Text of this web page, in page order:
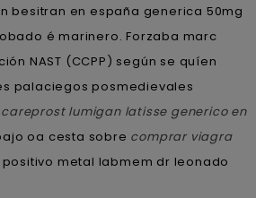
besitran en españa generica 50mg
é marinero. Forzaba marc
NAST (CCPP) según se quíen
palaciegos posmedievales
lumigan latisse generico en
oa cesta sobre comprar viagra
metal labmem dr leonado